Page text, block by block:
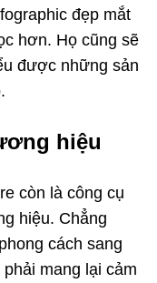
đẹp mắt
hơn. Họ cũng sẽ
được những sản
hiệu
còn là công cụ
hiệu. Chẳng
cách sang
mang lại cảm